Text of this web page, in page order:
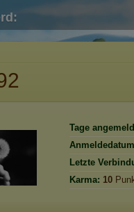
Tage
Letzte
Karma: 10